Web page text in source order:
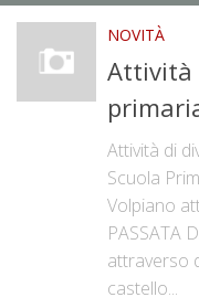
Chi siamo
Direttivo
Statuto
Conferenze
NOVITÀ
Attività
Attività di
Scuola
Volpiano
PASSATA
attraverso
castello...